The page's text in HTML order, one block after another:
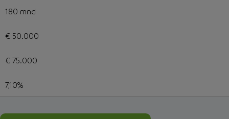
180 mnd
€ 50.000
€ 75.000
7,10%